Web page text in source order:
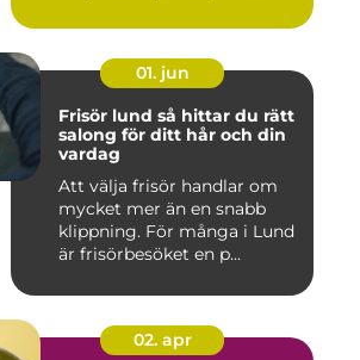
01. jun
Frisör lund så hittar du rätt
salong för ditt hår och din
vardag
Att välja frisör handlar om
mycket mer än en snabb
klippning. För många i Lund
är frisörbesöket en p...
02. apr